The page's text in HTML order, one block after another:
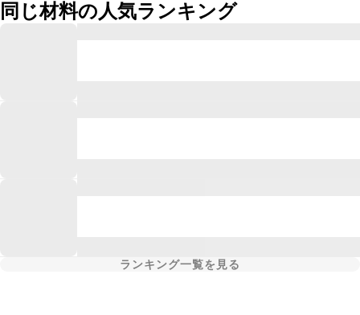
同じ材料の人気ランキング
ランキング一覧を見る